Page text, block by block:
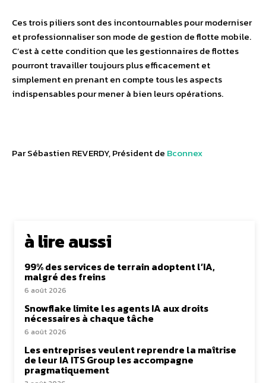
Ces trois piliers sont des incontournables pour moderniser
et professionnaliser son mode de gestion de flotte mobile.
C’est à cette condition que les gestionnaires de flottes
pourront travailler toujours plus efficacement et
simplement en prenant en compte tous les aspects
indispensables pour mener à bien leurs opérations.
Par Sébastien REVERDY, Président de Bconnex
à lire aussi
99% des services de terrain adoptent l’IA,
malgré des freins
6 août 2026
Snowflake limite les agents IA aux droits
nécessaires à chaque tâche
6 août 2026
Les entreprises veulent reprendre la maîtrise
de leur IA ITS Group les accompagne
pragmatiquement